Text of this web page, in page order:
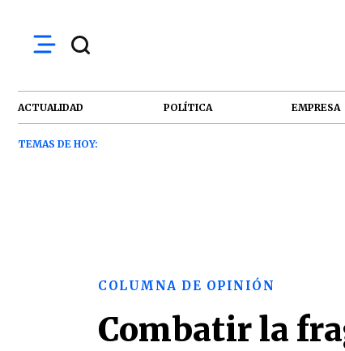
ACTUALIDAD POLÍTICA EMPRESA
TEMAS DE HOY:
COLUMNA DE OPINIÓN
Combatir la